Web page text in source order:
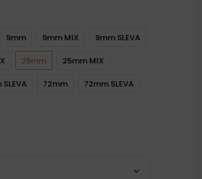
9mm 9mm MIX 9mm SLEVA
25mm 25mm MIX
72mm 72mm SLEVA